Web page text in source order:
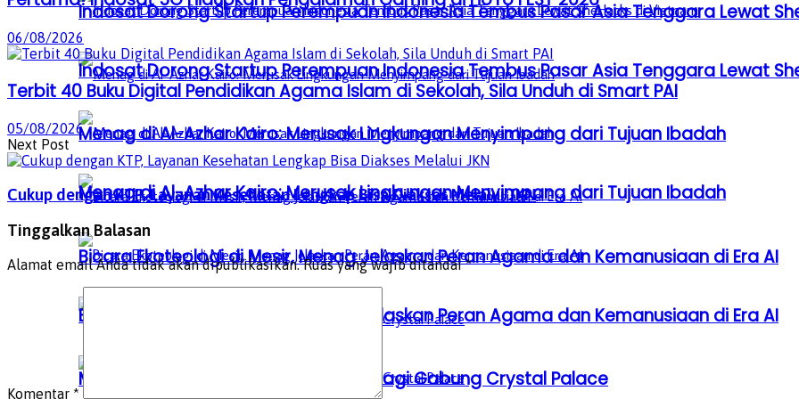
Indosat Dorong Startup Perempuan Indonesia Tembus Pasar Asia Tenggara Lewat
Menag di Al-Azhar Kairo: Merusak Lingkungan Menyimpang dari Tujuan Ibadah
Bicara Ekoteologi di Mesir, Menag Jelaskan Peran Agama dan Kemanusiaan di Era AI
Mees Hilgers Dikabarkan Selangkah Lagi Gabung Crystal Palace
Indosat Dorong Startup Perempuan Indonesia Tembus Pasar Asia Tenggara Lewat
Menag di Al-Azhar Kairo: Merusak Lingkungan Menyimpang dari Tujuan Ibadah
Bicara Ekoteologi di Mesir, Menag Jelaskan Peran Agama dan Kemanusiaan di Era AI
06/08/2026
Terbit 40 Buku Digital Pendidikan Agama Islam di Sekolah, Sila Unduh di Smart PAI
05/08/2026
Next Post
Cukup dengan KTP, Layanan Kesehatan Lengkap Bisa Diakses Melalui JKN
Tinggalkan Balasan
Alamat email Anda tidak akan dipublikasikan. Ruas yang wajib ditandai*
Komentar *